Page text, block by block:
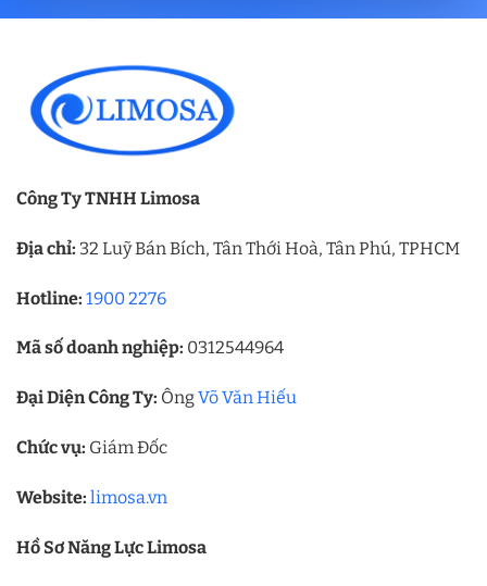
Công Ty TNHH Limosa
Địa chỉ: 32 Luỹ Bán Bích, Tân Thới Hoà, Tân Phú, TPHCM
Hotline: 1900 2276
Mã số doanh nghiệp: 0312544964
Đại Diện Công Ty: ÔngVõ Văn Hiếu
Chức vụ: Giám Đốc
Website: limosa.vn
Hồ Sơ Năng Lực Limosa